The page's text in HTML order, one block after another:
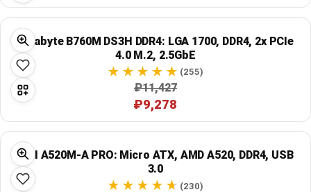
Gigabyte B760M DS3H DDR4: LGA 1700, DDR4, 2x PCIe
4.0 M.2, 2.5GbE
(255)
₽11,427
₽9,278
MSI A520M-A PRO: Micro ATX, AMD A520, DDR4, USB
3.0
(230)